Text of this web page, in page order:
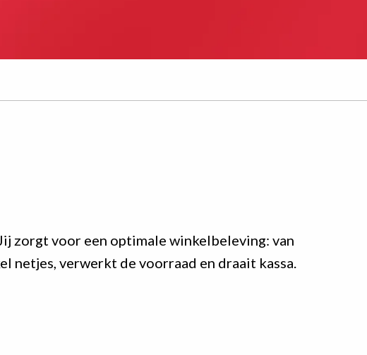
zorgt voor een optimale winkelbeleving: van
netjes, verwerkt de voorraad en draait kassa.